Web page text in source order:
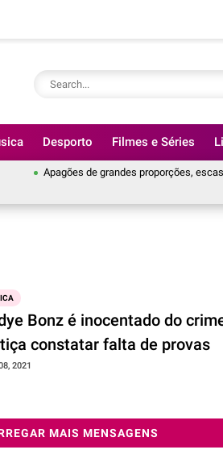
Desporto Filmes e Séries
Apagões de grandes proporções, escassez
Bonz é inocentado do
constatar falta de provas
2021
MAIS MENSAGENS